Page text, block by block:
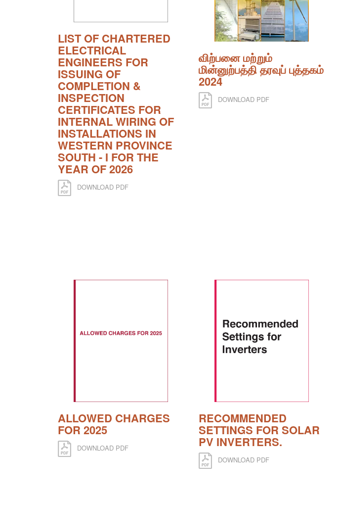
LIST OF CHARTERED
ELECTRICAL
ENGINEERS FOR
ISSUING OF
COMPLETION &
INSPECTION
CERTIFICATES FOR
INTERNAL WIRING OF
INSTALLATIONS IN
WESTERN PROVINCE
SOUTH - I FOR THE
YEAR OF 2026
DOWNLOAD PDF
விற்பனை மற்றும்
மின்னுற்பத்தி தரவுப் புத்தகம்
2024
DOWNLOAD PDF
ALLOWED CHARGES
FOR 2025
DOWNLOAD PDF
RECOMMENDED
SETTINGS FOR SOLAR
PV INVERTERS.
DOWNLOAD PDF